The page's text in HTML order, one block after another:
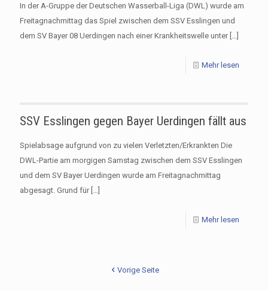
In der A-Gruppe der Deutschen Wasserball-Liga (DWL) wurde am
Freitagnachmittag das Spiel zwischen dem SSV Esslingen und
dem SV Bayer 08 Uerdingen nach einer Krankheitswelle unter[…]
Mehr lesen
SSV Esslingen gegen Bayer Uerdingen fällt aus
Spielabsage aufgrund von zu vielen Verletzten/Erkrankten Die
DWL-Partie am morgigen Samstag zwischen dem SSV Esslingen
und dem SV Bayer Uerdingen wurde am Freitagnachmittag
abgesagt. Grund für[…]
Mehr lesen
Vorige Seite